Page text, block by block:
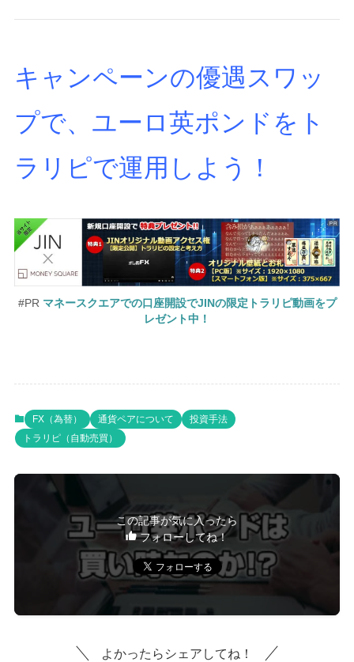
キャンペーンの優遇スワッ
プで、ユーロ英ポンドをト
ラリピで運用しよう！
#PR マネースクエアでの口座開設でJINの限定トラリピ動画をプ
レゼント中！
FX（為替） 通貨ペアについて
投資手法
トラリピ（自動売買）
この記事が気に入ったら
フォローしてね！
よかったらシェアしてね！